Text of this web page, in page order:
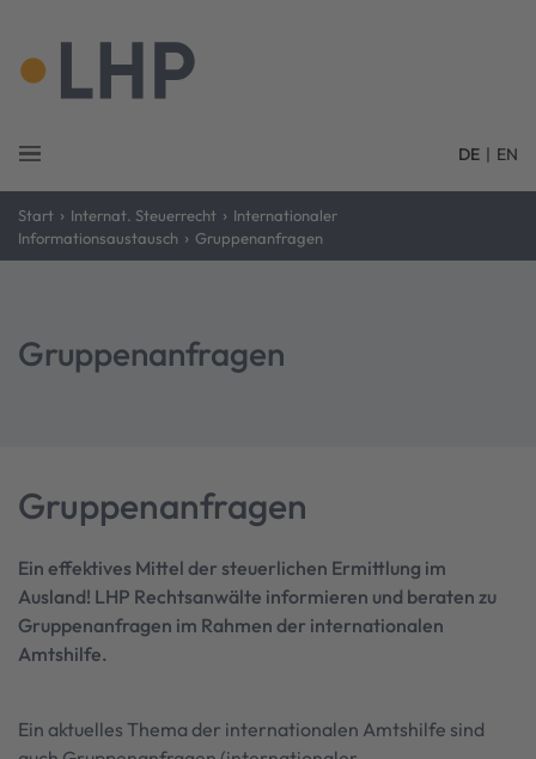
DE | EN
Start › Internat. Steuerrecht › Internationaler
Informationsaustausch › Gruppenanfragen
Gruppenanfragen
Gruppenanfragen
Ein effektives Mittel der steuerlichen Ermittlung im
Ausland! LHP Rechtsanwälte informieren und beraten zu
Gruppenanfragen im Rahmen der internationalen
Amtshilfe.
Ein aktuelles Thema der internationalen Amtshilfe sind